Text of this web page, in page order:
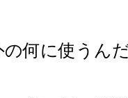
の何に使うん